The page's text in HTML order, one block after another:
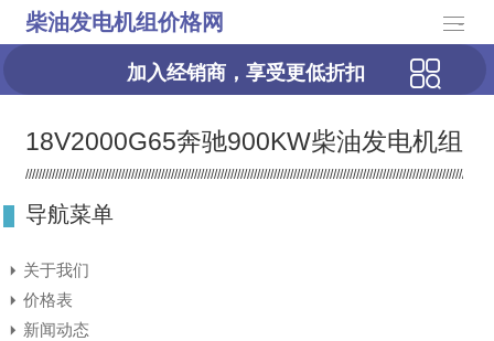
柴油发电机组价格网 -
加入经销商，享受更低折扣
18V2000G65奔驰900KW柴油发电机组
导航菜单
关于我们
价格表
新闻动态